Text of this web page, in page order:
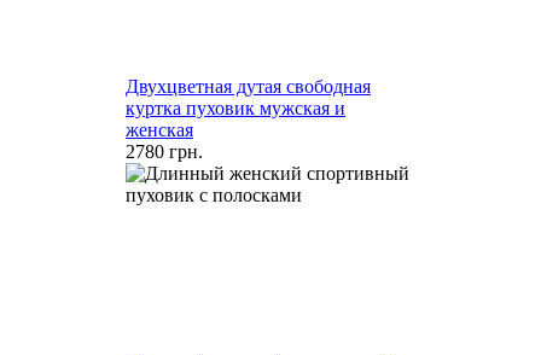
Двухцветная дутая свободная
куртка пуховик мужская и
женская
2780 грн.